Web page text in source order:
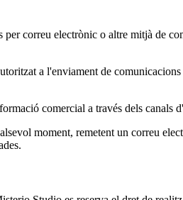
correu electrònic o altre mitjà de
a l'enviament de
comercial a través dels canals
moment, remetent un correu